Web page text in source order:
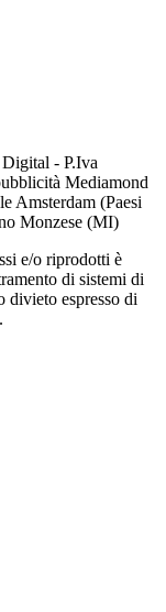
- P.Iva
Mediamond
Amsterdam (Paesi
Monzese (MI)
e/o riprodotti è
di sistemi di
divieto espresso di